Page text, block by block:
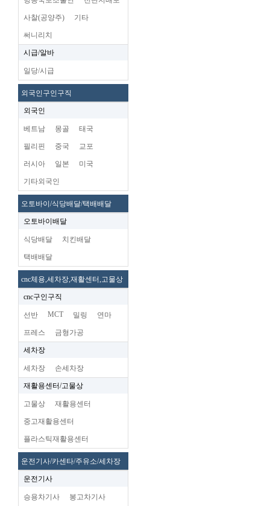
사찰(공양주) 기타
써니리치
시급/알바
일당/시급
외국인구인구직
외국인
베트남 몽골 태국
필리핀 중국 교포
러시아 일본 미국
기타외국인
오토바이/식당배달/택배배달
오토바이배달
식당배달 치킨배달
택배배달
cnc체용,세차장,재활센터,고물상
cnc구인구직
선반 MCT 밀링 연마
프레스 금형가공
세차장
세차장 손세차장
재활용센터/고물상
고물상 재활용센터
중고재활용센터
플라스틱재활용센터
운전기사/카센타/주유소/세차장
운전기사
승용차기사 봉고차기사